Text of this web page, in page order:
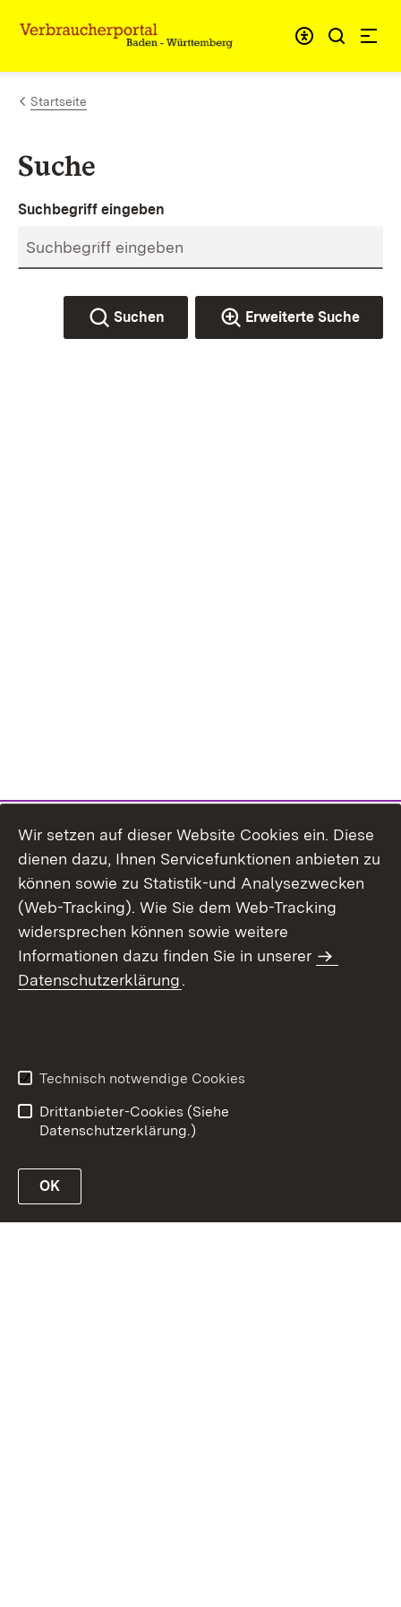
Zum Inhalt springen
Link zur Startseite
Startseite
Suche
Suchbegriff eingeben
Suchen Erweiterte Suche
Wir setzen auf dieser Website Cookies ein. Diese
dienen dazu, Ihnen Servicefunktionen anbieten zu
können sowie zu Statistik-und Analysezwecken
(Web-Tracking). Wie Sie dem Web-Tracking
widersprechen können sowie weitere
Informationen dazu finden Sie in unserer
Datenschutzerklärung.
Technisch notwendige Cookies
Drittanbieter-Cookies (Siehe
Datenschutzerklärung.)
OK